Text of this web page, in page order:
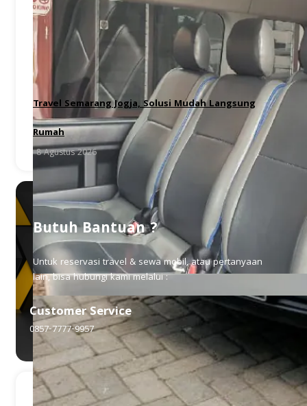
Travel Semarang Jogja, Solusi Mudah Langsung
Rumah
8 Agustus 2026
Butuh Bantuan ?
Untuk reservasi travel & sewa mobil, atau pertanyaan
lain, bisa hubungi kami melalui :
Customer Service
0857-7777-9957